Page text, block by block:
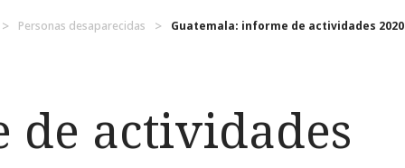
Personas desaparecidas Guatemala: informe de actividades 2020
de actividades